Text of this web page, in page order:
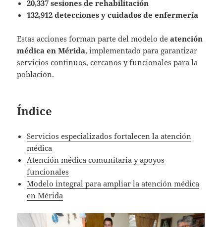
20,337 sesiones de rehabilitación
132,912 detecciones y cuidados de enfermería
Estas acciones forman parte del modelo deatención
médica en Mérida, implementado para garantizar
servicios continuos, cercanos y funcionales para la
población.
Índice
Servicios especializados fortalecen la atención
médica
Atención médica comunitaria y apoyos
funcionales
Modelo integral para ampliar la atención médica
en Mérida